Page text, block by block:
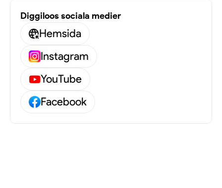
En kväll för alla sinnen
Varje föreställning är en helkväll fylld av sång, dans
scenshower och interaktion med publiken.
Hundratusen människor kommer under sommaren
bära med sig feststämning, glädje och dans i sina
picknickkorgar och skapa magiska minnen
Diggiloos sociala medier
Hemsida
Instagram
YouTube
Facebook